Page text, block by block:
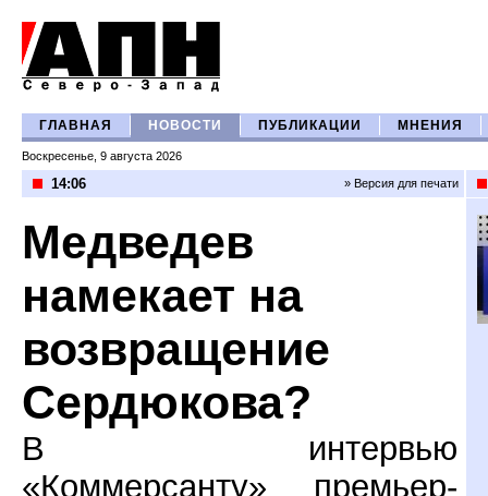
ГЛАВНАЯ НОВОСТИ ПУБЛИКАЦИИ МНЕНИЯ
Воскресенье, 9 августа 2026
14:06 » Версия для печати
Медведев
намекает на
возвращение
Сердюкова?
В интервью
«Коммерсанту» премьер-